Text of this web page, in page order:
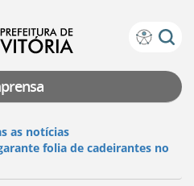
as notícias
folia de cadeirantes no